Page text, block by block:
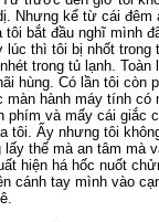
Nhưng kể từ cái đêm
bắt đầu nghĩ mình
lúc thì tôi bị nhốt
trong tủ lạnh.
hùng. Có lần tôi còn
màn hành máy tính
phím và mấy cái giắc
tôi. Ấy nhưng tôi
thế mà an tâm mà
hiện há hốc nuốt
cánh tay mình vào